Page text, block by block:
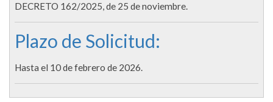
DECRETO 162/2025, de 25 de noviembre.
Plazo de Solicitud:
Hasta el 10 de febrero de 2026.